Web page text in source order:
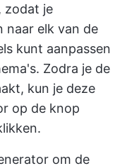
zodat je
naar elk van de
kunt aanpassen
Zodra je de
kun je deze
op de knop
om de